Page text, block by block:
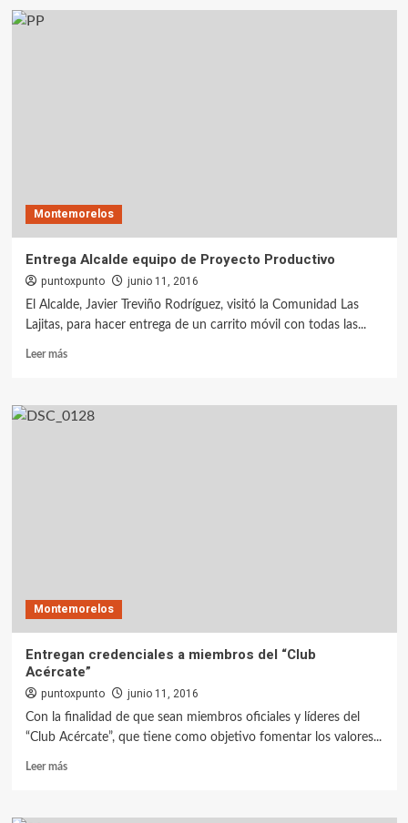
Montemorelos
Entrega Alcalde equipo de Proyecto Productivo
puntoxpunto junio 11, 2016
El Alcalde, Javier Treviño Rodríguez, visitó la Comunidad Las
Lajitas, para hacer entrega de un carrito móvil con todas las...
Leer más
Montemorelos
Entregan credenciales a miembros del “Club
Acércate”
puntoxpunto junio 11, 2016
Con la finalidad de que sean miembros oficiales y líderes del
“Club Acércate”, que tiene como objetivo fomentar los valores...
Leer más